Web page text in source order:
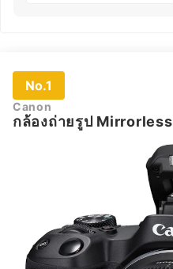
No.1
Canon
กล้องถ่ายรูป